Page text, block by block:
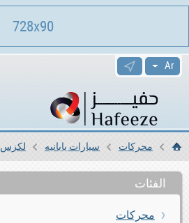
الرئيسيةمحركات سيارات يابانيه لكزس
الفئات
محركات
728x90